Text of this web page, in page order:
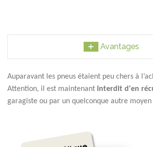
Avantages
Auparavant les pneus étaient peu chers à
Attention, il est maintenant interdit d'en
garagiste ou par un quelconque autre moyen